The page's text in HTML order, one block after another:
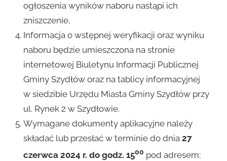
ogłoszenia wyników naboru nastąpi ich
zniszczenie,
Informacja o wstępnej weryfikacji oraz wyniku
naboru będzie umieszczona na stronie
internetowej Biuletynu Informacji Publicznej
Gminy Szydłów oraz na tablicy informacyjnej
w siedzibie Urzędu Miasta Gminy Szydłów przy
ul. Rynek 2 w Szydłowie.
Wymagane dokumenty aplikacyjne należy
składać lub przesłać w terminie do dnia 27
czerwca 2024 r. do godz. 1500 pod adresem: